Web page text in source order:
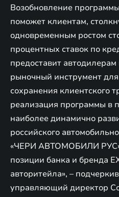
Возобновление
поможет клиентам,
одновременным ростом
процентных ставок по
предоставит
рыночный инструмент
сохранения клиентского
реализация программы в
наиболее динамично
российского
«ЧЕРИ АВТОМОБИЛИ
позиции банка и бренда
авторитейла», –
управляющий директор